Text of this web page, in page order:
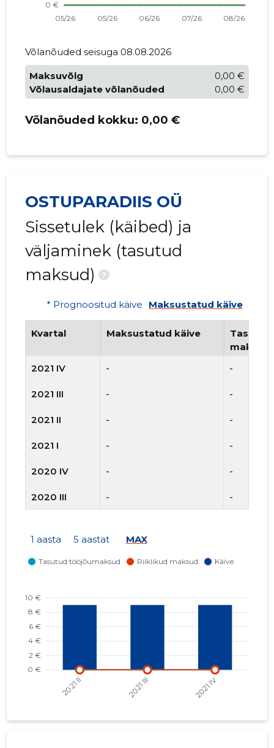
Võlanõuded seisuga 08.08.2026
Maksuvõlg
0,00 €
Võlausaldajate võlanõuded
0,00 €
Võlanõuded kokku: 0,00 €
OSTUPARADIIS OÜ
Sissetulek (käibed) ja
väljaminek (tasutud
maksud)
?
* Prognoositud käive Maksustatud käive
Kvartal Maksustatud käive
maksud
2021 IV
- -
2021 III - -
2021 II - -
2021 I - -
2020 IV - -
2020 III - -
1 aasta 5 aastat MAX